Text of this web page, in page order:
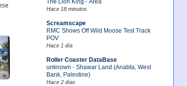
Hace 18 minutos
Screamscape
RMC Shows Off Wild Moose Test Track
POV
Hace 1 día
Roller Coaster DataBase
unknown - Shawar Land (Anabta, West
Bank, Palestine)
Hace 2 días